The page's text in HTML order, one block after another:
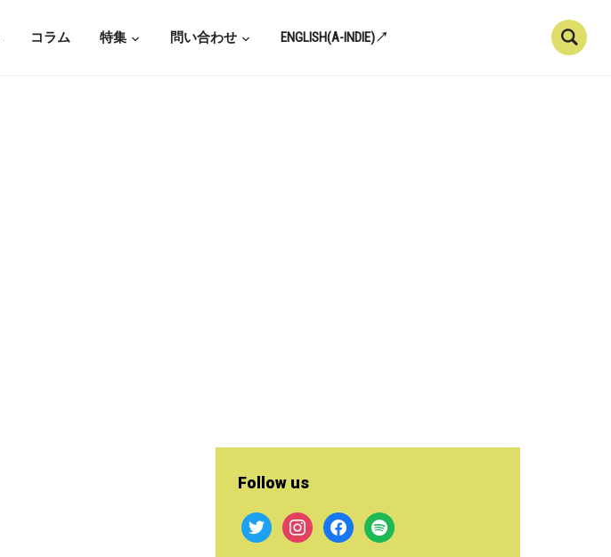
コラム 特集 問い合わせ ENGLISH(A-INDIE)↗
Follow us
twitter instagramfacebook
spotify